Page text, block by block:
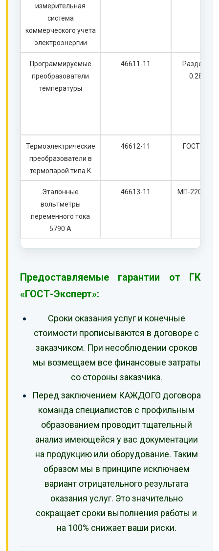
измерительная
система
коммерческого учета
электроэнергии
Программируемые
преобразователи
температуры
46611-11
Раздел
Термоэлектрические
преобразователи в
термопарой типа К
46612-11 ГОСТ
Эталонные
вольтметры
переменного тока
5790 А
46613-11 МП-2201-
Предоставляемые гарантии от ГК
«ГОСТ-Эксперт»:
Сроки оказания услуг и конечные
стоимости прописываются в договоре с
заказчиком. При несоблюдении сроков
мы возмещаем все финансовые затраты
со стороны заказчика.
Перед заключением КАЖДОГО договора
команда специалистов с профильным
образованием проводит тщательный
анализ имеющейся у вас документации
на продукцию или оборудование. Таким
образом мы в принципе исключаем
вариант отрицательного результата
оказания услуг. Это значительно
сокращает сроки выполнения работы и
на 100% снижает ваши риски.